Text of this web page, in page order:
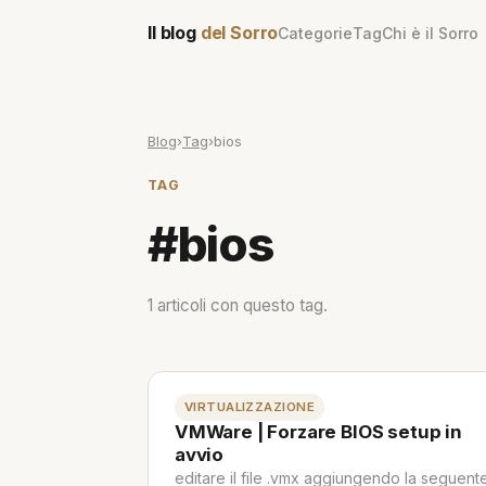
Il blog del SorroCategorieTagChi è il Sorro
Blog›Tag›bios
TAG
#bios
1 articoli con questo tag.
VIRTUALIZZAZIONE
VMWare | Forzare BIOS setup in
avvio
editare il file .vmx aggiungendo la